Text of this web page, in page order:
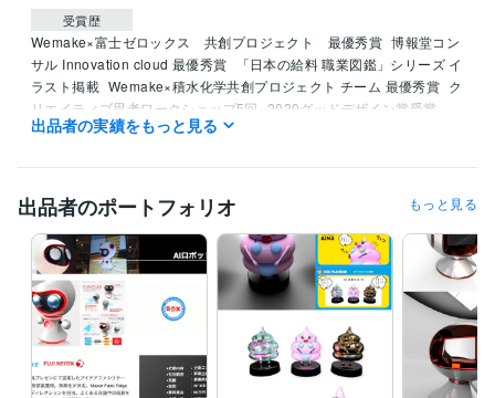
受賞歴
Wemake×富士ゼロックス　共創プロジェクト　最優秀賞 博報堂コン
サル Innovation cloud 最優秀賞
「日本の給料 職業図鑑」シリーズ イ
ラスト掲載 Wemake×積水化学共創プロジェクト チーム 最優秀賞 ク
リエイティブ思考ワークショップ5回
2020グッドデザイン賞受賞
うなずきエクササイズ首トレ
トリガー／著者：楠本 和矢　リサーチ
e×マンダムプロジェクト チーム 最優秀賞 Wemake×NIFCOプロジェ
クト 優秀賞
ビジネス・クリエイティブツール
STUDIO:1年JIMDO:5年Excel:10年Google スプレッドシート:6年
Google スライド:6年Google ドキュメント:6年Keynote:20年
Numbers:10年 Pages:10年 PowerPoint:10年
Word:10年
Adobe Photoshop:20年Adobe Illustrator:20年
Figma:2年
Adobe XD:2年 CLIP STUDIO PAINT:10年
Adobe After Effects:5年
Fusion 360:4年
Rhinoceros:8年
出品者の実績をもっと見る
出品者のポートフォリオ もっと見る